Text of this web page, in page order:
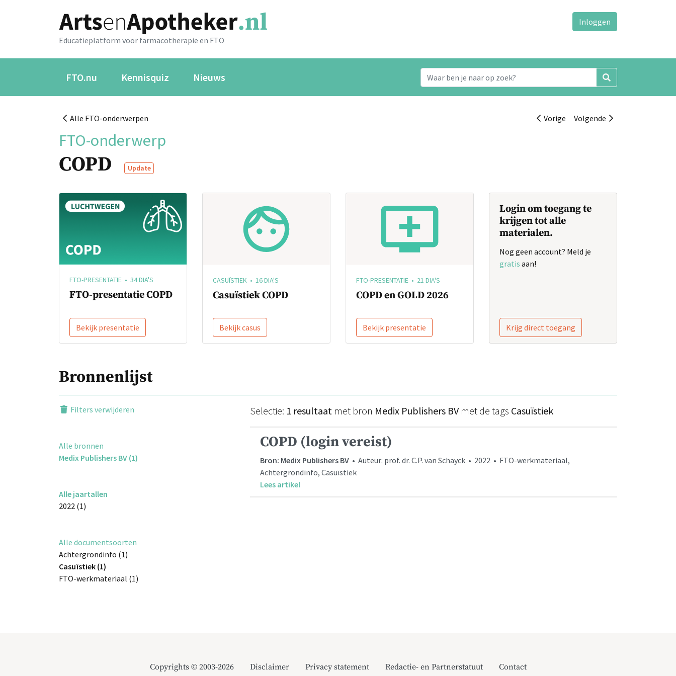
Educatieplatform voor farmacotherapie en FTO
Inloggen
FTO.nu Kennisquiz Nieuws
Alle FTO-onderwerpen Vorige Volgende
FTO-onderwerp
COPD Update
FTO-PRESENTATIE • 34 DIA'S
FTO-presentatie COPD
Bekijk presentatie
CASUÏSTIEK • 16 DIA'S
Casuïstiek COPD
Bekijk casus
FTO-PRESENTATIE • 21 DIA'S
COPD en GOLD 2026
Bekijk presentatie
Login om toegang te
krijgen tot alle
materialen.
Nog geen account? Meld je
gratis aan!
Krijg direct toegang
Bronnenlijst
Filters verwijderen
Alle bronnen
Medix Publishers BV (1)
Alle jaartallen
2022 (1)
Alle documentsoorten
Achtergrondinfo (1)
Casuïstiek (1)
FTO-werkmateriaal (1)
Selectie: 1 resultaat met bron Medix Publishers BVmet de tags Casuïstiek
COPD (login vereist)
Bron: Medix Publishers BV • Auteur: prof. dr. C.P. van Schayck • 2022 • FTO-werkmateriaal,
Achtergrondinfo, Casuïstiek
Lees artikel
Copyrights © 2003-2026 Disclaimer Privacy statement Redactie- en Partnerstatuut Contact